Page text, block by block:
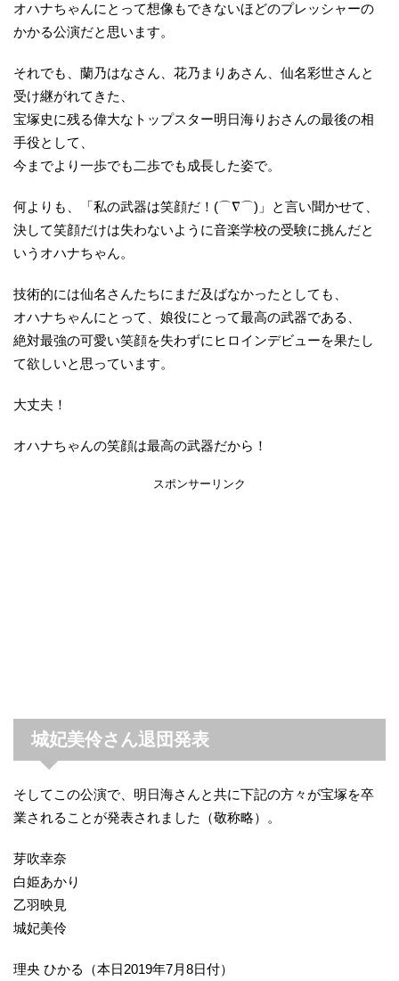
オハナちゃんにとって想像もできないほどのプレッシャーの
かかる公演だと思います。
それでも、蘭乃はなさん、花乃まりあさん、仙名彩世さんと
受け継がれてきた、
宝塚史に残る偉大なトップスター明日海りおさんの最後の相
手役として、
今までより一歩でも二歩でも成長した姿で。
何よりも、「私の武器は笑顔だ！(⌒∇⌒)」と言い聞かせて、
決して笑顔だけは失わないように音楽学校の受験に挑んだと
いうオハナちゃん。
技術的には仙名さんたちにまだ及ばなかったとしても、
オハナちゃんにとって、娘役にとって最高の武器である、
絶対最強の可愛い笑顔を失わずにヒロインデビューを果たし
て欲しいと思っています。
大丈夫！
オハナちゃんの笑顔は最高の武器だから！
スポンサーリンク
城妃美伶さん退団発表
そしてこの公演で、明日海さんと共に下記の方々が宝塚を卒
業されることが発表されました（敬称略）。
芽吹幸奈
白姫あかり
乙羽映見
城妃美伶
理央 ひかる（本日2019年7月8日付）